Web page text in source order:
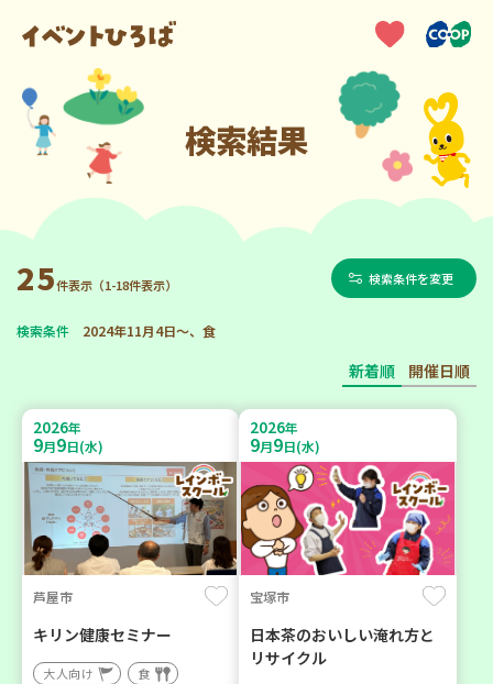
検索結果
25件表示（1-18件表示） 検索条件を変更
検索条件 2024年11月4日～、食
新着順 開催日順
2026年
9月9日(水)
芦屋市
キリン健康セミナー
大人向け 食
2026年
9月9日(水)
宝塚市
日本茶のおいしい淹れ方と
リサイクル